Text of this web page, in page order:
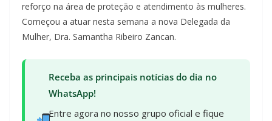
reforço na área de proteção e atendimento às mulheres.
Começou a atuar nesta semana a nova Delegada da
Mulher, Dra. Samantha Ribeiro Zancan.
Receba as principais notícias do dia no
WhatsApp!
Entre agora no nosso grupo oficial e fique